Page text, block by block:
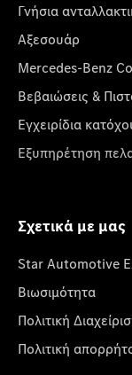
Γνήσια
Αξεσουάρ
Mercedes-Benz
Βεβαιώσεις &
Εγχειρίδια
Εξυπηρέτηση
Σχετικά με μας
Star Automotive
Βιωσιμότητα
Πολιτική
Πολιτική